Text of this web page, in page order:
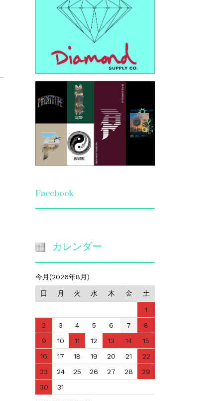
Facebook
カレンダー
今月(2026年8月)
日 月 火 水 木 金 土
1
2
3 4 5 6 7
8
9
10 11 12 13 14
15
16
17 18 19 20 21
22
23
24 25 26 27 28
29
30
31